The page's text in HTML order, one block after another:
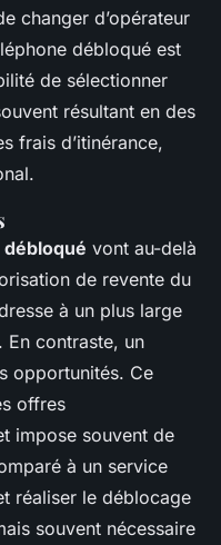
changer d’opérateur
débloqué est
de sélectionner
résultant en des
frais d’itinérance,
vont au-delà
de revente du
à un plus large
En contraste, un
opportunités. Ce
offres
impose souvent de
à un service
réaliser le déblocage
souvent nécessaire